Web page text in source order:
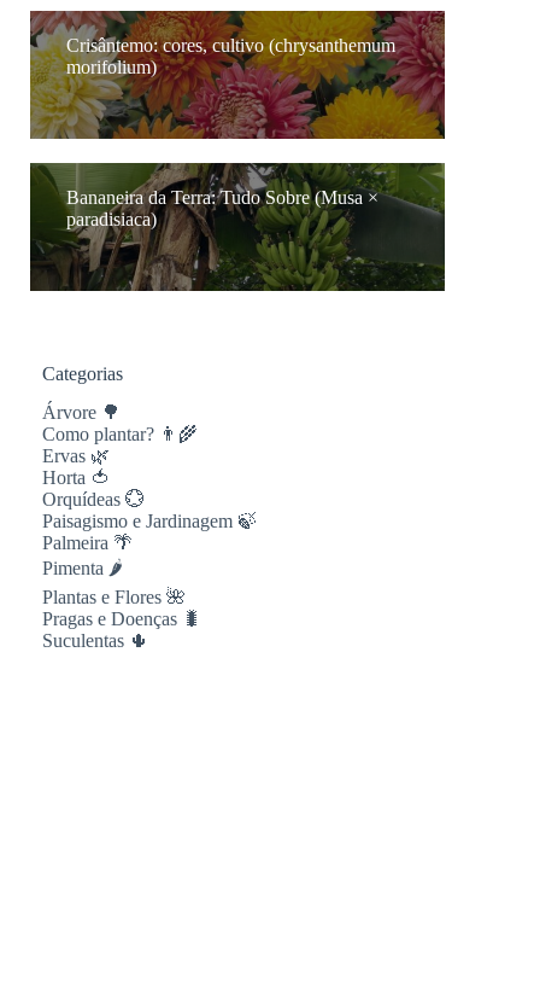
Crisântemo: cores, cultivo (chrysanthemum
morifolium)
Bananeira da Terra: Tudo Sobre (Musa ×
paradisiaca)
Categorias
Árvore 🌳
Como plantar? 👨‍🌾
Ervas 🌿
Horta 🍅
Orquídeas 💮
Paisagismo e Jardinagem 🍃
Palmeira 🌴
Pimenta 🌶
Plantas e Flores 🌺
Pragas e Doenças 🐛
Suculentas 🌵